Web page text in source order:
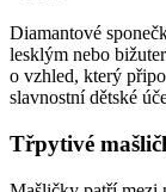
Diamantové
lesklým nebo
o vzhled, který
slavnostní dětské
Třpytivé